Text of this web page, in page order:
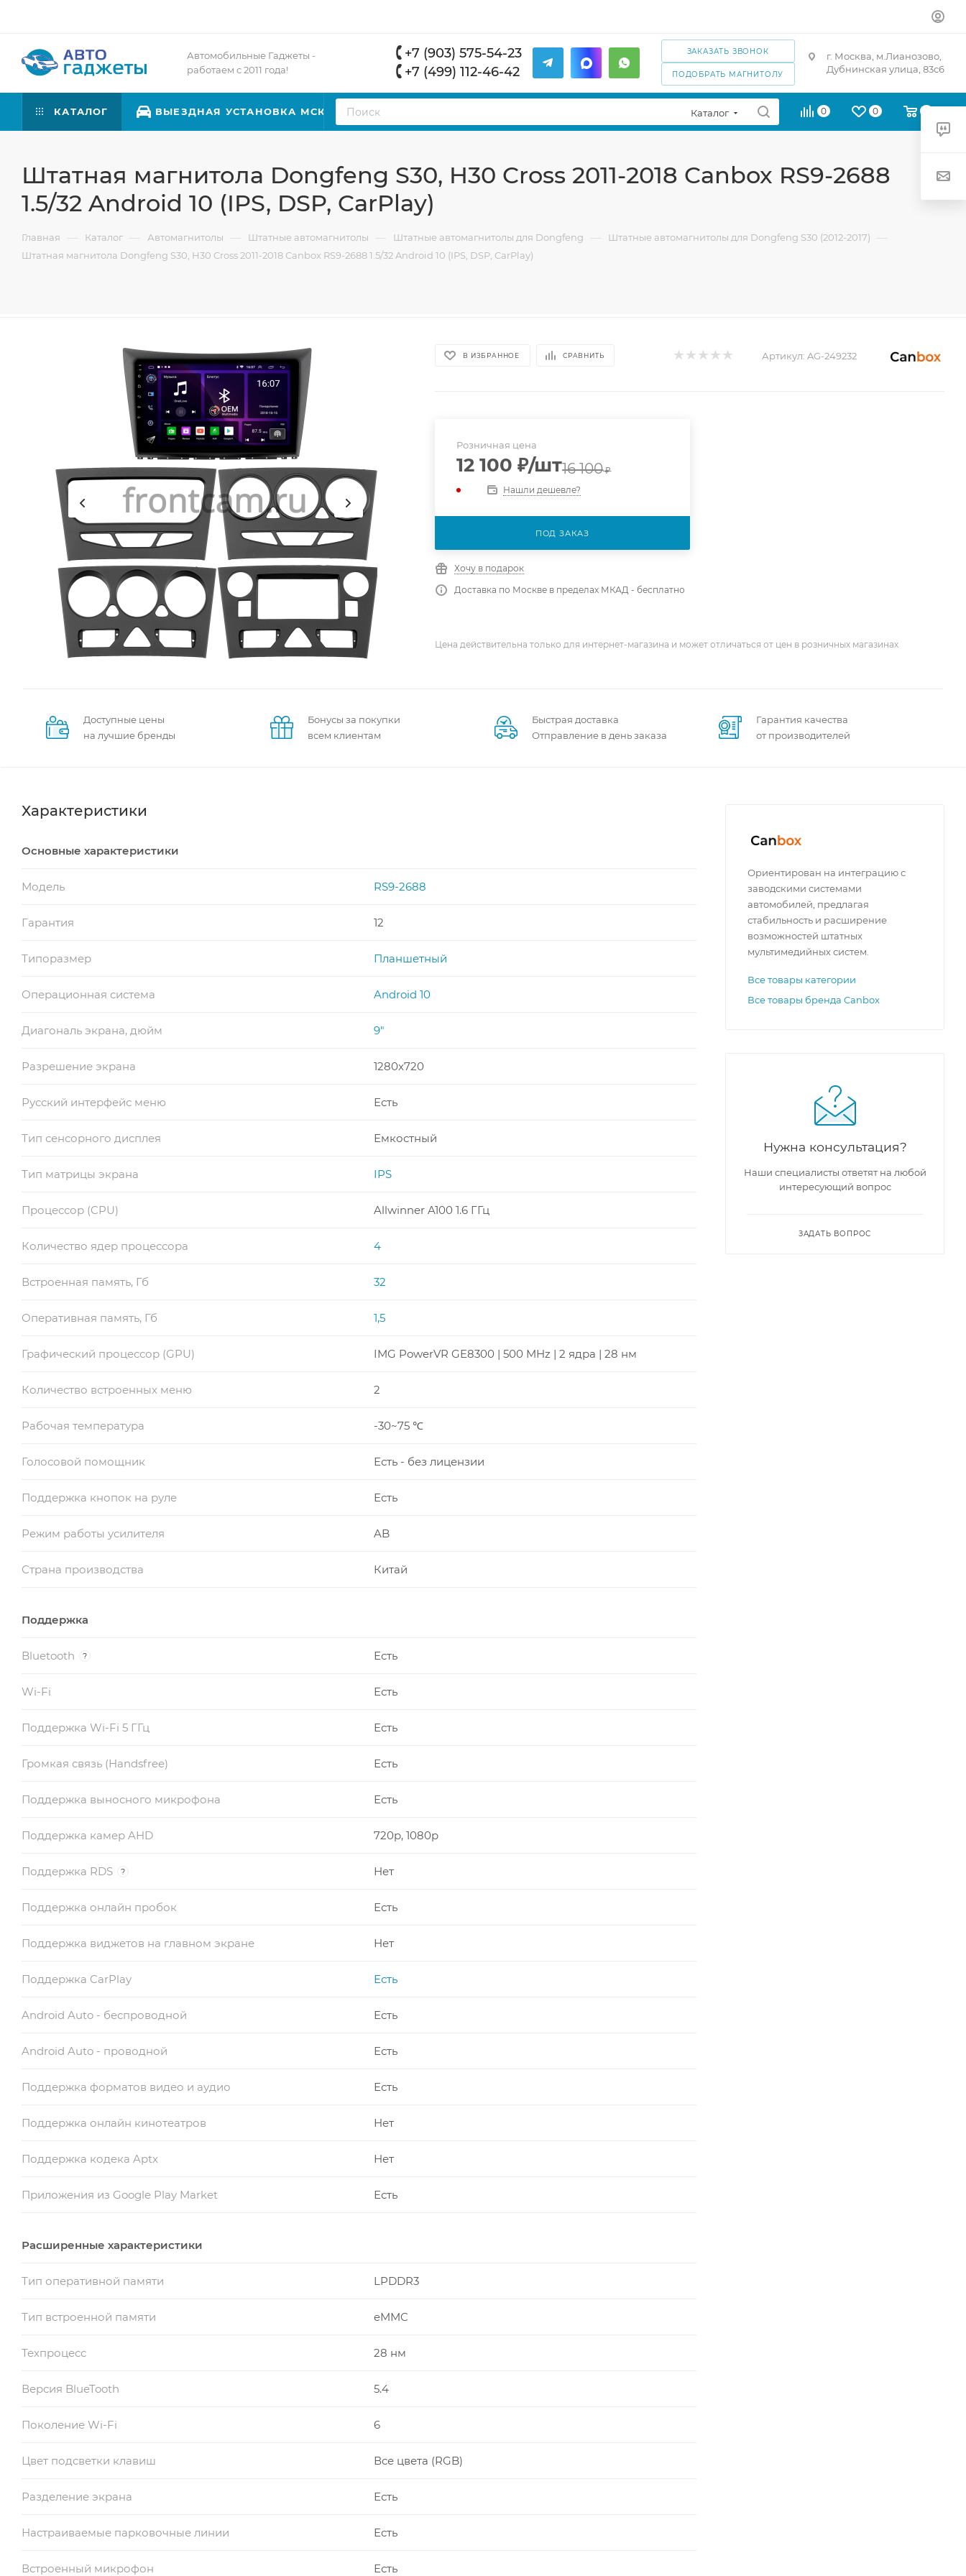
Автомобильные Гаджеты -
работаем с 2011 года!
+7 (903) 575-54-23
+7 (499) 112-46-42
ЗАКАЗАТЬ ЗВОНОК
ПОДОБРАТЬ МАГНИТОЛУ
г. Москва, м.Лианозово,
Дубнинская улица, 83с6
КАТАЛОГ ВЫЕЗДНАЯ УСТАНОВКА МСК Каталог 0 0
Штатная магнитола Dongfeng S30, H30 Cross 2011-2018 Canbox RS9-2688
1.5/32 Android 10 (IPS, DSP, CarPlay)
Главная — Каталог — Автомагнитолы — Штатные автомагнитолы — Штатные автомагнитолы для Dongfeng — Штатные автомагнитолы для Dongfeng S30 (2012-2017) —
Штатная магнитола Dongfeng S30, H30 Cross 2011-2018 Canbox RS9-2688 1.5/32 Android 10 (IPS, DSP, CarPlay)
В ИЗБРАННОЕ СРАВНИТЬ Артикул: AG-249232
Розничная цена
12 100 ₽/шт16 100₽
Нашли дешевле?
ПОД ЗАКАЗ
Хочу в подарок
Доставка по Москве в пределах МКАД - бесплатно
Цена действительна только для интернет-магазина и может отличаться от цен в розничных магазинах
Доступные цены
на лучшие бренды
Бонусы за покупки
всем клиентам
Быстрая доставка
Отправление в день заказа
Гарантия качества
от производителей
Характеристики
Основные характеристики
Модель RS9-2688
Гарантия 12
Типоразмер Планшетный
Операционная система Android 10
Диагональ экрана, дюйм 9"
Разрешение экрана 1280x720
Русский интерфейс меню Есть
Тип сенсорного дисплея Емкостный
Тип матрицы экрана IPS
Процессор (CPU) Allwinner A100 1.6 ГГц
Количество ядер процессора 4
Встроенная память, Гб 32
Оперативная память, Гб 1,5
Графический процессор (GPU) IMG PowerVR GE8300 | 500 MHz | 2 ядра | 28 нм
Количество встроенных меню 2
Рабочая температура -30~75 ℃
Голосовой помощник Есть - без лицензии
Поддержка кнопок на руле Есть
Режим работы усилителя AB
Страна производства Китай
Поддержка
Bluetooth ? Есть
Wi-Fi Есть
Поддержка Wi-Fi 5 ГГц Есть
Громкая связь (Handsfree) Есть
Поддержка выносного микрофона Есть
Поддержка камер AHD 720p, 1080p
Поддержка RDS ? Нет
Поддержка онлайн пробок Есть
Поддержка виджетов на главном экране Нет
Поддержка CarPlay Есть
Android Auto - беспроводной Есть
Android Auto - проводной Есть
Поддержка форматов видео и аудио Есть
Поддержка онлайн кинотеатров Нет
Поддержка кодека Aptx Нет
Приложения из Google Play Market Есть
Расширенные характеристики
Тип оперативной памяти LPDDR3
Тип встроенной памяти eMMC
Техпроцесс 28 нм
Версия BlueTooth 5.4
Поколение Wi-Fi 6
Цвет подсветки клавиш Все цвета (RGB)
Разделение экрана Есть
Настраиваемые парковочные линии Есть
Встроенный микрофон Есть
Ориентирован на интеграцию с
заводскими системами
автомобилей, предлагая
стабильность и расширение
возможностей штатных
мультимедийных систем.
Все товары категории
Все товары бренда Canbox
Нужна консультация?
Наши специалисты ответят на любой
интересующий вопрос
ЗАДАТЬ ВОПРОС